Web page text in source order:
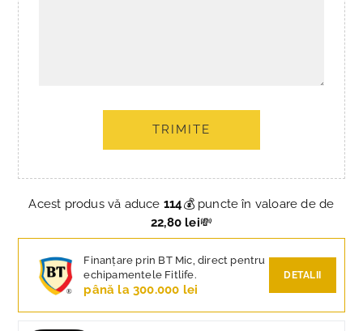
TRIMITE
Acest produs vă aduce 114💰 puncte în valoare de de
22,80 lei💸
Finanțare prin BT Mic, direct pentru
echipamentele Fitlife.
până la 300.000 lei
DETALII